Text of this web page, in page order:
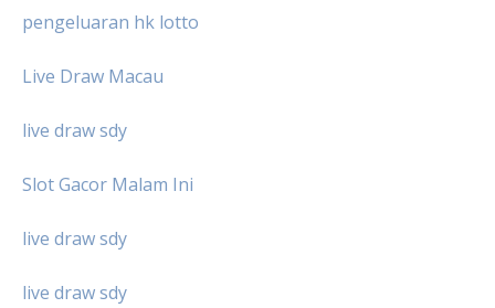
pengeluaran hk lotto
Live Draw Macau
live draw sdy
Slot Gacor Malam Ini
live draw sdy
live draw sdy